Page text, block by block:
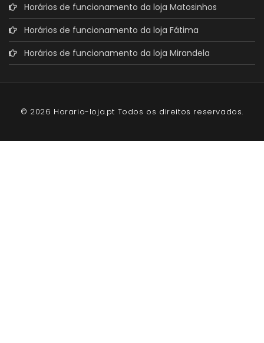
Horários de funcionamento da loja Matosinhos
Horários de funcionamento da loja Fátima
Horários de funcionamento da loja Mirandela
© 2026 Horario-loja.pt Todos os direitos reservados.